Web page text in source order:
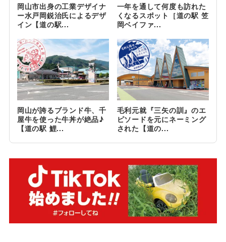
岡山市出身の工業デザイナ
ー水戸岡鋭治氏によるデザ
イン【道の駅...
一年を通して何度も訪れた
くなるスポット［道の駅 笠
岡ベイファ...
岡山が誇るブランド牛、千
屋牛を使った牛丼が絶品♪
【道の駅 鯉...
毛利元就『三矢の訓』のエ
ピソードを元にネーミング
された【道の...